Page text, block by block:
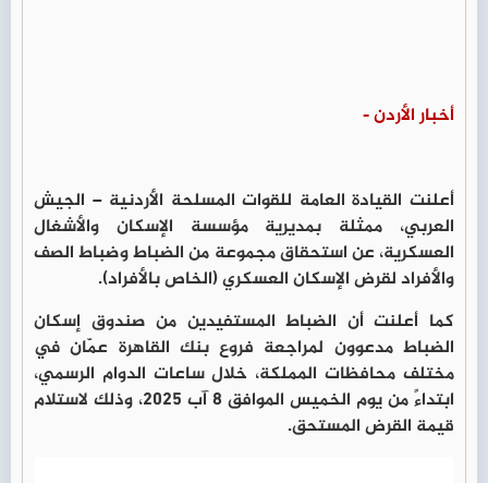
أخبار الأردن -
أعلنت القيادة العامة للقوات المسلحة الأردنية – الجيش
العربي، ممثلة بمديرية مؤسسة الإسكان والأشغال
العسكرية، عن استحقاق مجموعة من الضباط وضباط الصف
والأفراد لقرض الإسكان العسكري (الخاص بالأفراد).
كما أعلنت أن الضباط المستفيدين من صندوق إسكان
الضباط مدعوون لمراجعة فروع بنك القاهرة عمّان في
مختلف محافظات المملكة، خلال ساعات الدوام الرسمي،
ابتداءً من يوم الخميس الموافق 8 آب 2025، وذلك لاستلام
قيمة القرض المستحق.